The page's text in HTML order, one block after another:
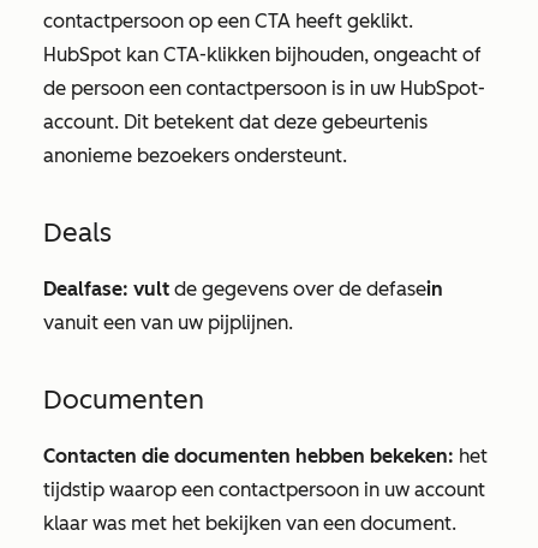
contactpersoon op een CTA heeft geklikt.
HubSpot kan CTA-klikken bijhouden, ongeacht of
de persoon een contactpersoon is in uw HubSpot-
account. Dit betekent dat deze gebeurtenis
anonieme bezoekers ondersteunt.
Deals
Dealfase: vult de gegevens over de defasein
vanuit een van uw pijplijnen.
Documenten
Contacten die documenten hebben bekeken: het
tijdstip waarop een contactpersoon in uw account
klaar was met het bekijken van een document.